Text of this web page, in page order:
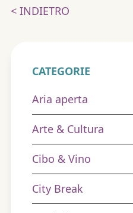
< INDIETRO
CATEGORIE
Aria aperta
Arte & Cultura
Cibo & Vino
City Break